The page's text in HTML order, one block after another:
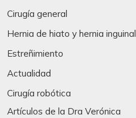
Cirugía general
Hernia de hiato y hernia inguinal
Estreñimiento
Actualidad
Cirugía robótica
Artículos de la Dra Verónica